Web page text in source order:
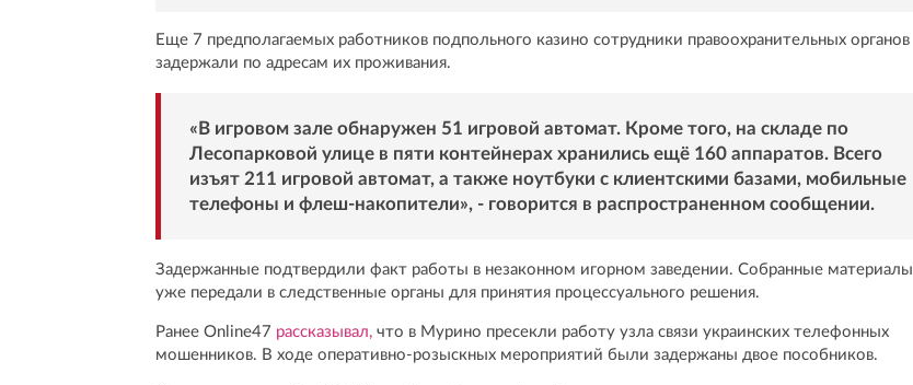
Еще 7 предполагаемых работников подпольного казино сотрудники правоохранительных органов
задержали по адресам их проживания.
«В игровом зале обнаружен 51 игровой автомат. Кроме того, на складе по
Лесопарковой улице в пяти контейнерах хранились ещё 160 аппаратов. Всего
изъят 211 игровой автомат, а также ноутбуки с клиентскими базами, мобильные
телефоны и флеш-накопители», - говорится в распространенном сообщении.
Задержанные подтвердили факт работы в незаконном игорном заведении. Собранные материалы
уже передали в следственные органы для принятия процессуального решения.
Ранее Online47 рассказывал, что в Мурино пресекли работу узла связи украинских телефонных
мошенников. В ходе оперативно-розыскных мероприятий были задержаны двое пособников.